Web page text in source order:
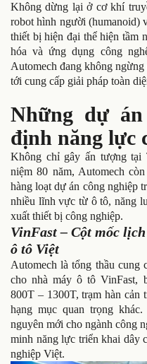
Không dừng lại ở cơ khí
robot hình người (humanoid)
thiết bị hiện đại thể hiện tầm
hóa và ứng dụng công
Automech đang không
tới cung cấp giải pháp toàn
Những dự
định năng lực
Không chỉ gây ấn tượng
niệm 80 năm, Automech
hàng loạt dự án công nghiệp
nhiều lĩnh vực từ ô tô, năng
xuất thiết bị công nghiệp.
VinFast – Cột mốc
ô tô Việt
Automech là tổng thầu cung
cho nhà máy ô tô VinFast,
800T – 1300T, trạm hàn cản
hạng mục quan trọng
nguyên mới cho ngành công
minh năng lực triển khai dây
nghiệp Việt.